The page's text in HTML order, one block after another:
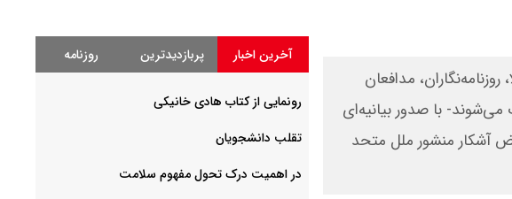
مدافعان
با صدور بیانیه‌ای
آشکار منشور ملل متحد
آخرین اخبار پربازدیدترین روزنامه
رونمایی از کتاب هادی خانیکی
‌تقلب دانشجویان
در اهمیت درک تحول مفهوم سلامت